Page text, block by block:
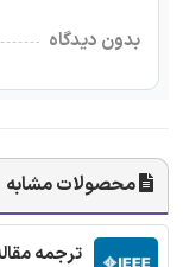
بدون دیدگاه
محصولات مشابه